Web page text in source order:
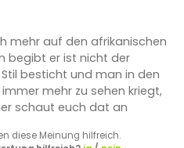
mehr auf den afrikanischen
begibt er ist nicht der
besticht und man in den
mehr zu sehen kriegt,
schaut euch dat an
diese Meinung hilfreich.